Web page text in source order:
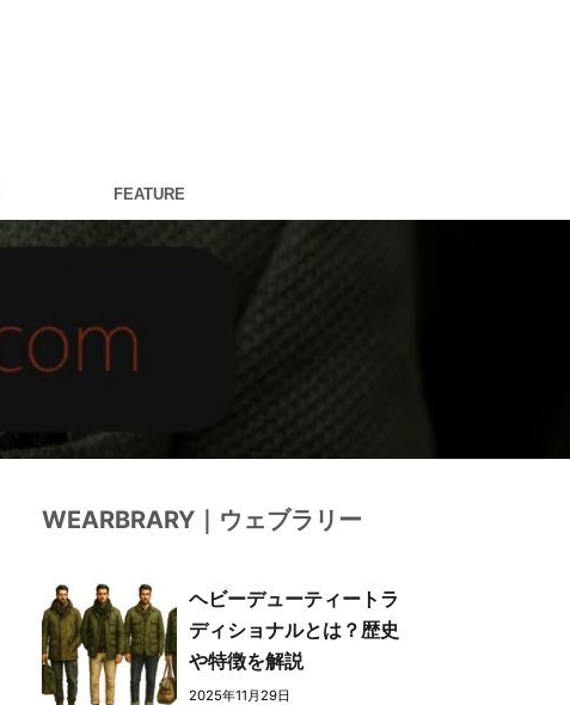
FEATURE
WEARBRARY｜ウェブラリー
ヘビーデューティートラ
ディショナルとは？歴史
や特徴を解説
2025年11月29日